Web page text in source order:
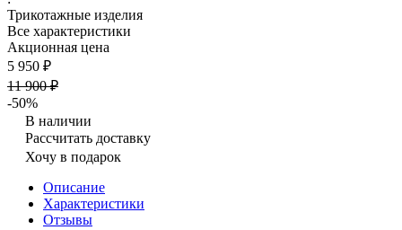
Трикотажные изделия
Все характеристики
Акционная цена
5 950 ₽
11 900 ₽
-50%
В наличии
Рассчитать доставку
Хочу в подарок
Описание
Характеристики
Отзывы